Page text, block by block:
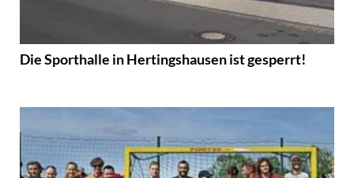
Die Sporthalle in Hertingshausen ist gesperrt!